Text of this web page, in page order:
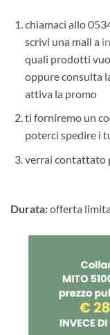
chiamaci allo
scrivi una mail a
quali prodotti
oppure consulta
attiva la promo
ti forniremo un
poterci spedire i
verrai contattato
Durata:offerta